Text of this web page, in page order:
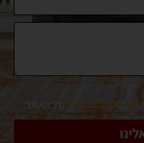
מדיניות הפרטיותשל האתר